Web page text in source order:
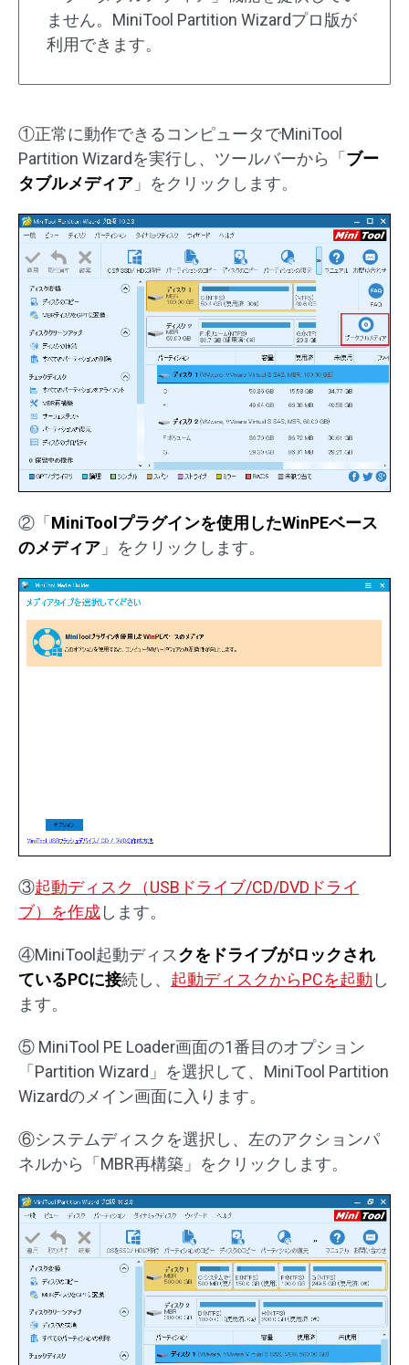
ません。MiniTool Partition Wizardプロ版が
利用できます。
①正常に動作できるコンピュータでMiniTool
Partition Wizardを実行し、ツールバーから「 ブー
タブルメディア 」をクリックします。
②「 MiniToolプラグインを使用したWinPEベース
のメディア 」をクリックします。
③起動ディスク（USBドライブ/CD/DVDドライ
ブ）を作成します。
④MiniTool起動ディスクをドライブがロックされ
ているPCに接続し、 起動ディスクからPCを起動 し
ます。
⑤ MiniTool PE Loader画面の1番目のオプション
「Partition Wizard」を選択して、MiniTool Partition
Wizardのメイン画面に入ります。
⑥システムディスクを選択し、左のアクションパ
ネルから「MBR再構築」をクリックします。